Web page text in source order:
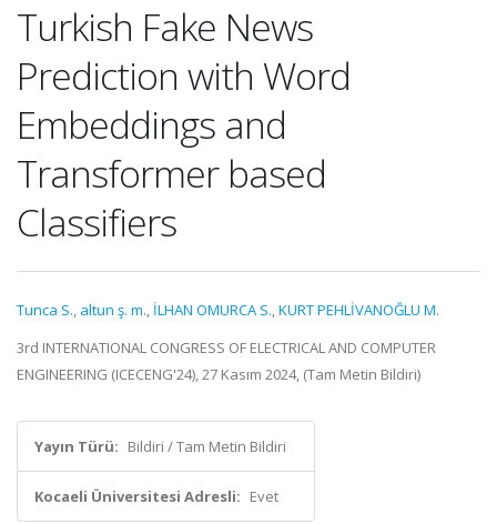
Turkish Fake News
Prediction with Word
Embeddings and
Transformer based
Classifiers
Tunca S., altun ş. m., İLHAN OMURCA S.,KURT PEHLİVANOĞLU M.
3rd INTERNATIONAL CONGRESS OF ELECTRICAL AND COMPUTER
ENGINEERING (ICECENG'24), 27 Kasım 2024, (Tam Metin Bildiri)
Yayın Türü: Bildiri / Tam Metin Bildiri
Kocaeli Üniversitesi Adresli: Evet